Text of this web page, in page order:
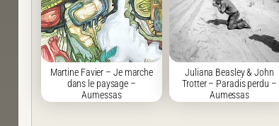
Martine Favier – Je marche
dans le paysage –
Aumessas
Juliana Beasley & John
Trotter – Paradis perdu –
Aumessas